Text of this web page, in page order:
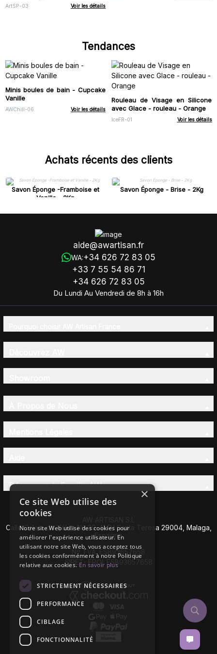
ArtSP-03 Voir les détails
Tendances
Minis boules de bain - Cupcake
Vanille
AWChill-06 Voir les détails
Rouleau de Visage en Silicone
avec Glace - rouleau - Orange
IceFR-01 Voir les détails
Achats récents des clients
Savon Éponge -Framboise et
Vanille - 2Kg
Savon Éponge - Brise - 2Kg
aide@awartisan.fr
WA:+34 626 72 83 05
+33 7 55 54 86 71
+34 626 72 83 05
Du Lundi Au Vendredi de 8h à 16h
Découvrez la Famille AW
AW ARTISAN S.L
Calle Caleta de Vélez Nº 39-41 P.I Santa Teresa 29004, Malaga,
Espagne
Nº TVA: ESB93657658
SIRET- EROI: ESB93657658
×
Ce site Web utilise des
cookies
Notre site Web utilise des cookies pour
améliorer l'expérience utilisateur. En
utilisant notre site Web, vous acceptez tous
les cookies conformément à notre Politique
relative aux cookies.En savoir plus
STRICTEMENT NÉCESSAIRES
PERFORMANCE
CIBLAGE
FONCTIONNALITÉ